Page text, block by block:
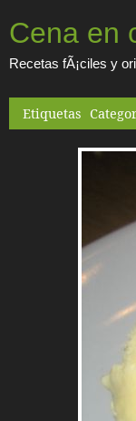
Cena en
Recetas fÃ¡ciles y
Etiquetas